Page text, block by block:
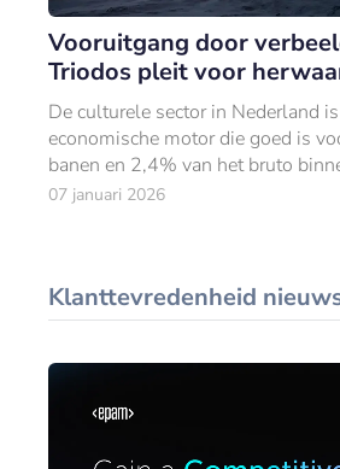
Vooruitgang door
Triodos pleit voor
De culturele sector in Nederland
economische motor die goed is
banen en 2,4% van het bruto
07 januari 2026
Klanttevredenheid